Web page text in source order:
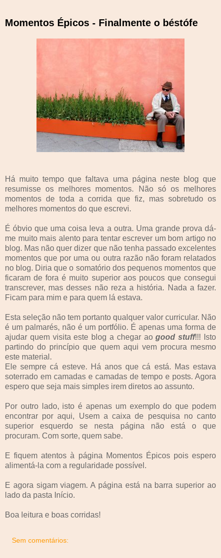
Momentos Épicos - Finalmente o béstófe
Há muito tempo que faltava uma página neste blog que
resumisse os melhores momentos. Não só os melhores
momentos de toda a corrida que fiz, mas sobretudo os
melhores momentos do que escrevi.
É óbvio que uma coisa leva a outra. Uma grande prova dá-
me muito mais alento para tentar escrever um bom artigo no
blog. Mas não quer dizer que não tenha passado excelentes
momentos que por uma ou outra razão não foram relatados
no blog. Diria que o somatório dos pequenos momentos que
ficaram de fora é muito superior aos poucos que consegui
transcrever, mas desses não reza a história. Nada a fazer.
Ficam para mim e para quem lá estava.
Esta seleção não tem portanto qualquer valor curricular. Não
é um palmarés, não é um portfólio. É apenas uma forma de
ajudar quem visita este blog a chegar aogood stuff!!! Isto
partindo do princípio que quem aqui vem procura mesmo
este material.
Ele sempre cá esteve. Há anos que cá está. Mas estava
soterrado em camadas e camadas de tempo e posts. Agora
espero que seja mais simples irem diretos ao assunto.
Por outro lado, isto é apenas um exemplo do que podem
encontrar por aqui, Usem a caixa de pesquisa no canto
superior esquerdo se nesta página não está o que
procuram. Com sorte, quem sabe.
E fiquem atentos à página Momentos Épicos pois espero
alimentá-la com a regularidade possível.
E agora sigam viagem. A página está na barra superior ao
lado da pasta Início.
Boa leitura e boas corridas!
Sem comentários: